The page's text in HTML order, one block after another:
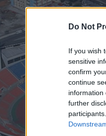
Do Not
If you wish
sensitive
confirm
continue
information
further